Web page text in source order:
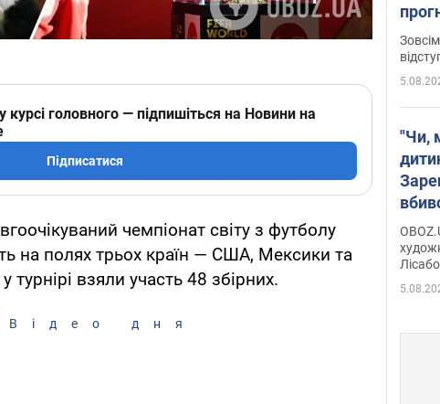
головного — підпишіться на Новини на
Підписатися
чемпіонат світу з футболу
на полях трьох країн — США, Мексики та
турнірі взяли участь 48 збірних.
Відео дня
"Чи,
в